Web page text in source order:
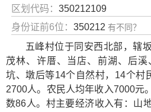
区划代码： 350212109
身份证前6位： 350212 有不同？
五峰村位于同安西北部，辖坂
茂林、许厝、当店、前湖、后
坑、墩后等14个自然村，14个村
2700人。农民人均年收入7000元
数86人。村主要经济收入有：山